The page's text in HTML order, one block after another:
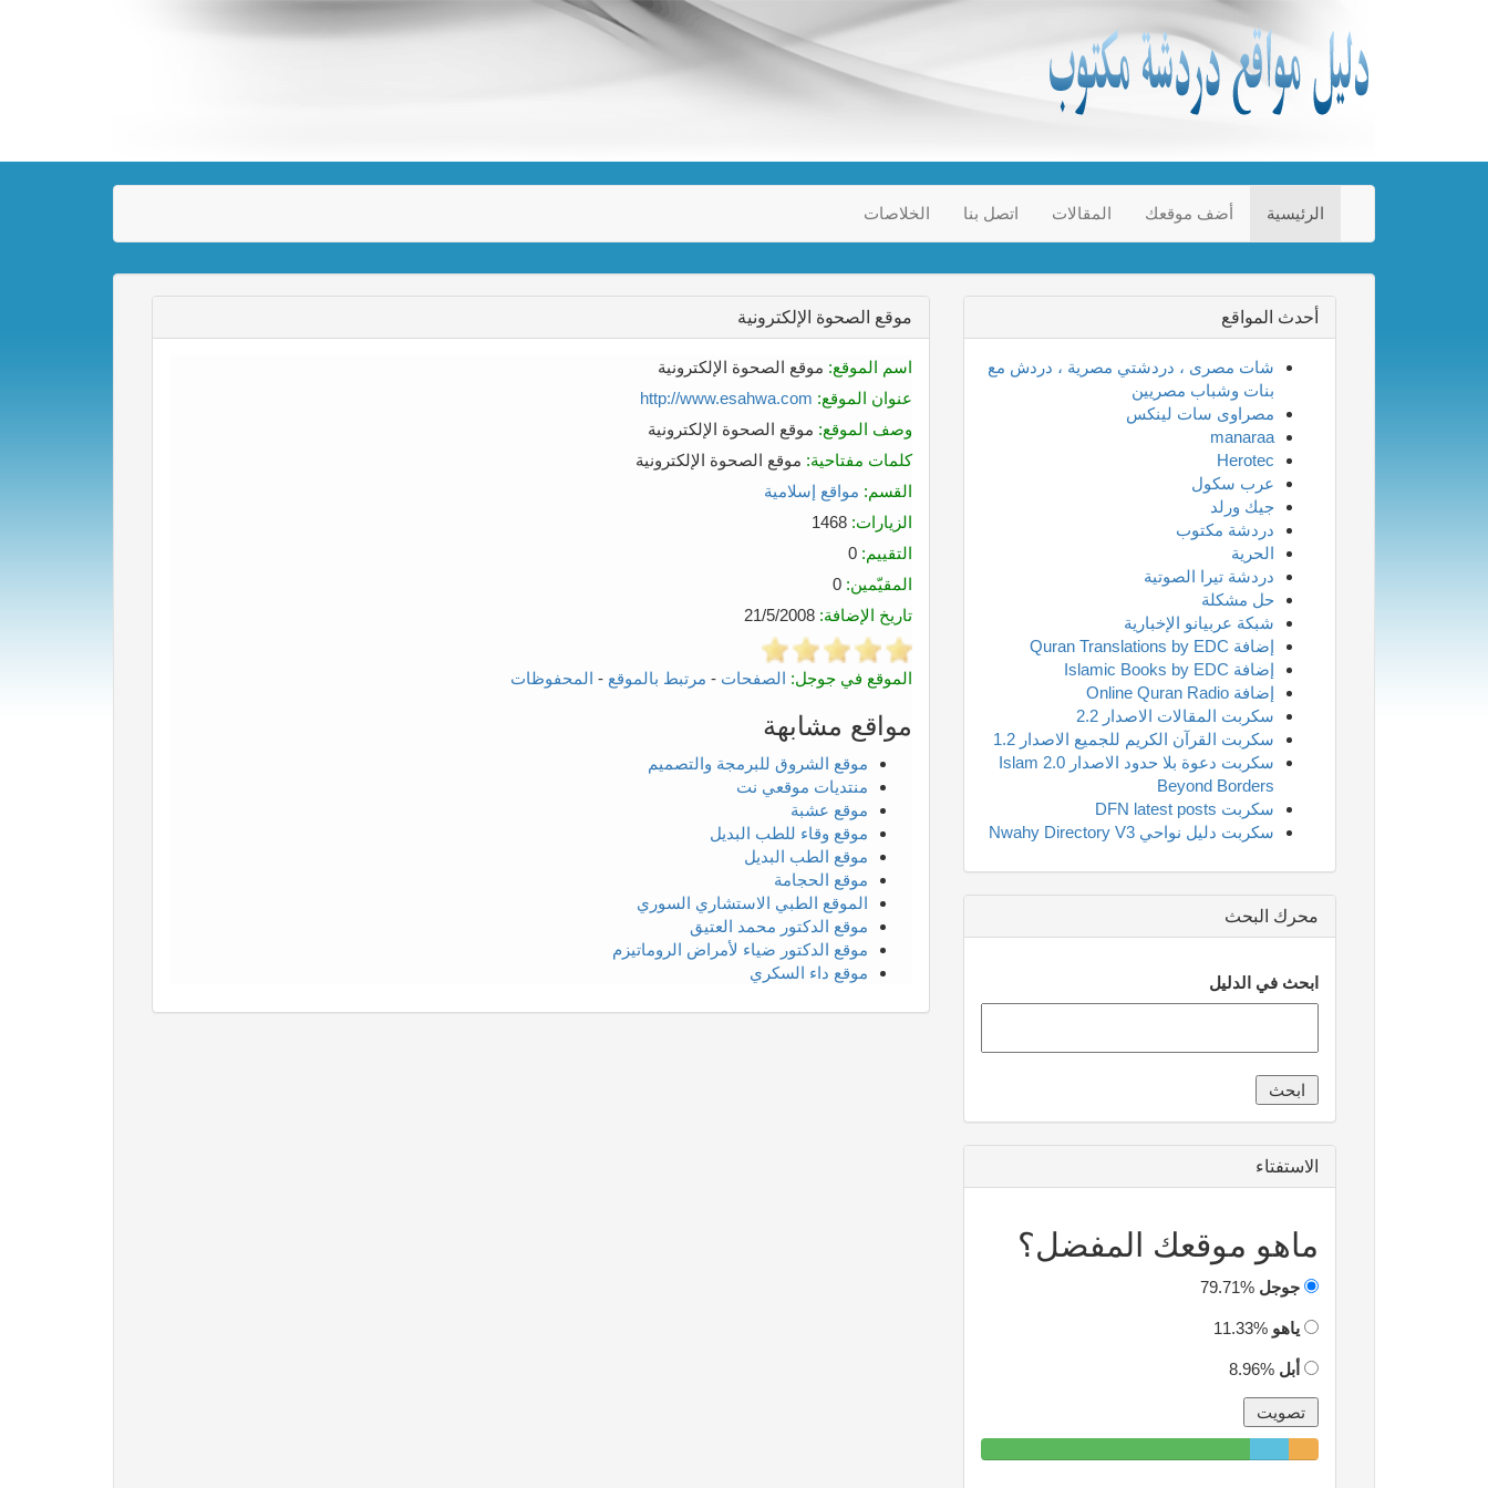
الرئيسية أضف موقعك المقالات اتصل بنا الخلاصات
موقع الصحوة الإلكترونية
اسم الموقع: موقع الصحوة الإلكترونية
عنوان الموقع: http://www.esahwa.com
وصف الموقع: موقع الصحوة الإلكترونية
كلمات مفتاحية: موقع الصحوة الإلكترونية
القسم: مواقع إسلامية
الزيارات:
التقييم:
المقيّمين:
تاريخ الإضافة:
الموقع في جوجل: الصفحات - مرتبط بالموقع - المحفوظات
مواقع مشابهة
موقع الشروق للبرمجة والتصميم
منتديات موقعي نت
موقع عشبة
موقع وقاء للطب البديل
موقع الطب البديل
موقع الحجامة
الموقع الطبي الاستشاري السوري
موقع الدكتور محمد العتيق
موقع الدكتور ضياء لأمراض الروماتيزم
موقع داء السكري
أحدث المواقع
شات مصرى ، دردشتي مصرية ، دردش مع
بنات وشباب مصريين
مصراوى سات لينكس
manaraa
Herotec
عرب سكول
جيك ورلد
دردشة مكتوب
الحرية
دردشة تيرا الصوتية
حل مشكلة
شبكة عربيانو الإخبارية
إضافة Quran Translations by EDC
إضافة Islamic Books by EDC
إضافة Online Quran Radio
سكربت المقالات الاصدار 2.2
سكربت القرآن الكريم للجميع الاصدار 1.2
سكربت دعوة بلا حدود الاصدار 2.0 Islam
Beyond Borders
سكربت DFN latest posts
سكربت دليل نواحي Nwahy Directory V3
محرك البحث
ابحث في الدليل
الاستفتاء
ماهو موقعك المفضل؟
جوجل 79.71%
ياهو 11.33%
أبل 8.96%